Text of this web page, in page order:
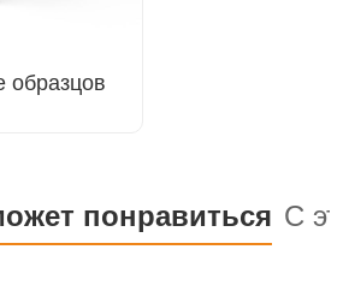
образцов
понравиться С